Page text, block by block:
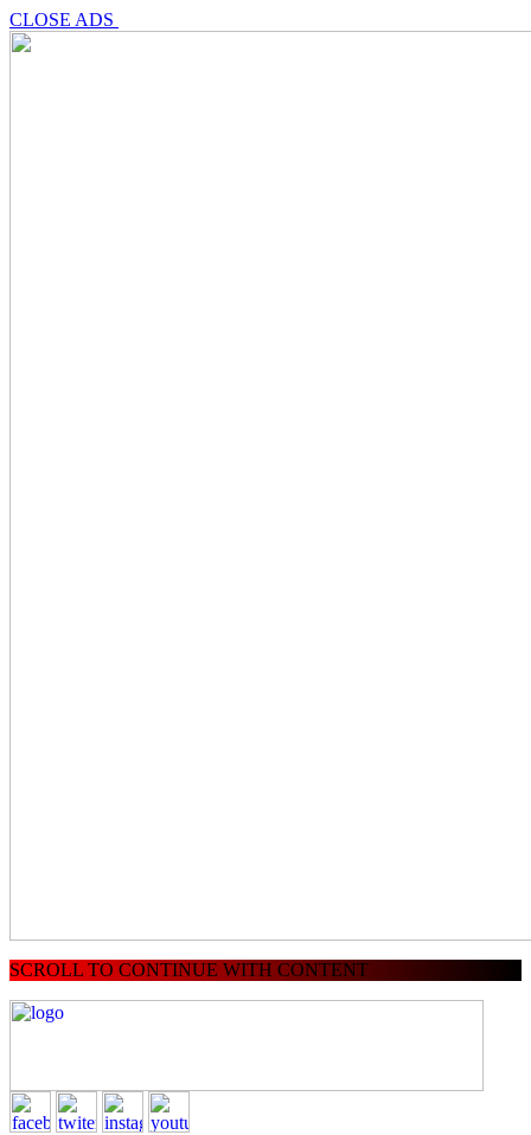
CLOSE ADS
SCROLL TO CONTINUE WITH CONTENT